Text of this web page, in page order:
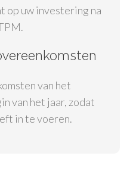
op uw investering na
van het
van het jaar, zodat
in te voeren.